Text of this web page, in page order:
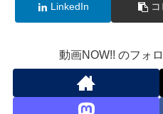
LinkedIn
動画NOW!! のフォ